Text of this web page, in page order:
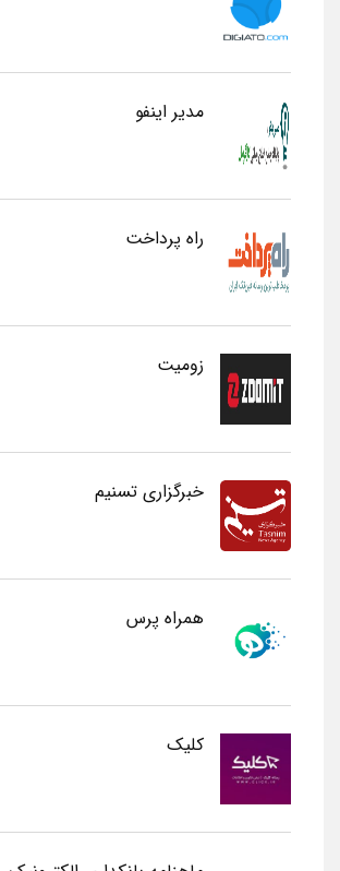
مدیر اینفو
راه پرداخت
زومیت
خبرگزاری تسنیم
همراه پرس
کلیک